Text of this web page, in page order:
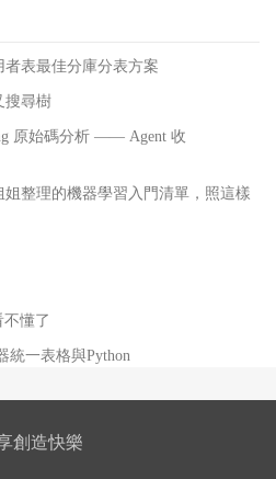
表最佳分庫分表方案
搜尋樹
原始碼分析 —— Agent 收
整理的機器學習入門清單，照這樣
懂了
統一表格與Python
創造快樂